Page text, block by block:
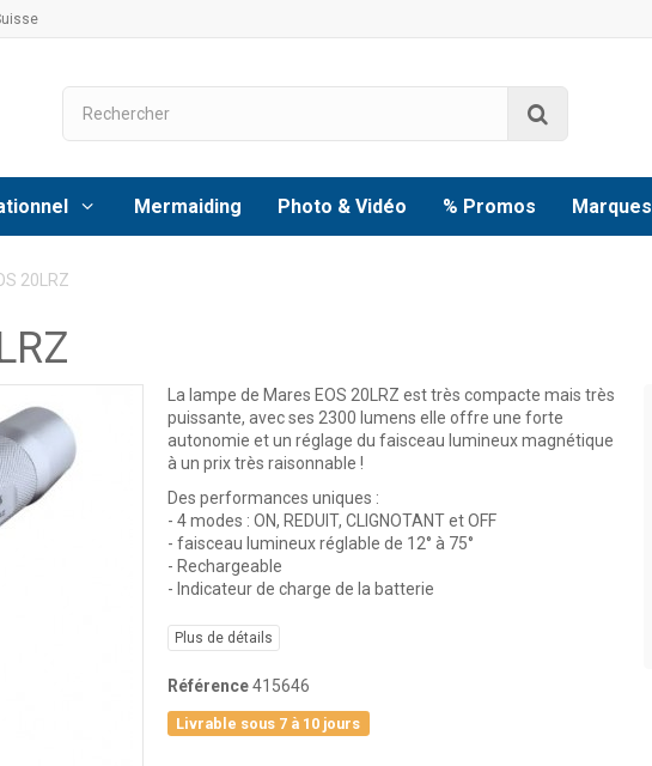
Mermaiding Photo & Vidéo % Promos Marques
20LRZ
La lampe de Mares EOS 20LRZ est très compacte mais très
puissante, avec ses 2300 lumens elle offre une forte
autonomie et un réglage du faisceau lumineux magnétique
à un prix très raisonnable !
Des performances uniques :
- 4 modes : ON, REDUIT, CLIGNOTANT et OFF
- faisceau lumineux réglable de 12° à 75°
- Rechargeable
- Indicateur de charge de la batterie
Plus de détails
Référence 415646
Livrable sous 7 à 10 jours